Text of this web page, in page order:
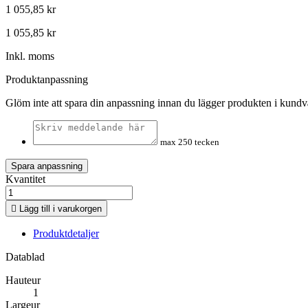
1 055,85 kr
1 055,85 kr
Inkl. moms
Produktanpassning
Glöm inte att spara din anpassning innan du lägger produkten i
max 250 tecken
Spara anpassning
Kvantitet
 Lägg till i varukorgen
Produktdetaljer
Datablad
Hauteur
1
Largeur